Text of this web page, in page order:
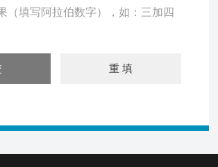
（填写阿拉伯数字），如：三加四